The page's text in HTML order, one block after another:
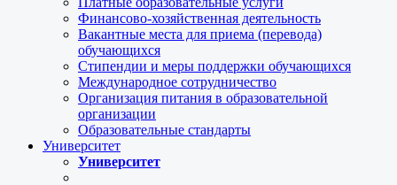
Финансово-хозяйственная деятельность
Вакантные места для приема (перевода)
обучающихся
Стипендии и меры поддержки обучающихся
Международное сотрудничество
Организация питания в образовательной
организации
Образовательные стандарты
Университет
Университет